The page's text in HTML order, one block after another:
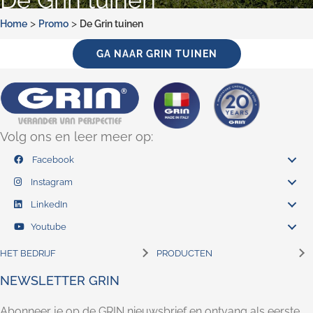
Home > Promo > De Grin tuinen
GA NAAR GRIN TUINEN
Volg ons en leer meer op:
Facebook
Instagram
LinkedIn
Youtube
HET BEDRIJF PRODUCTEN
NEWSLETTER GRIN